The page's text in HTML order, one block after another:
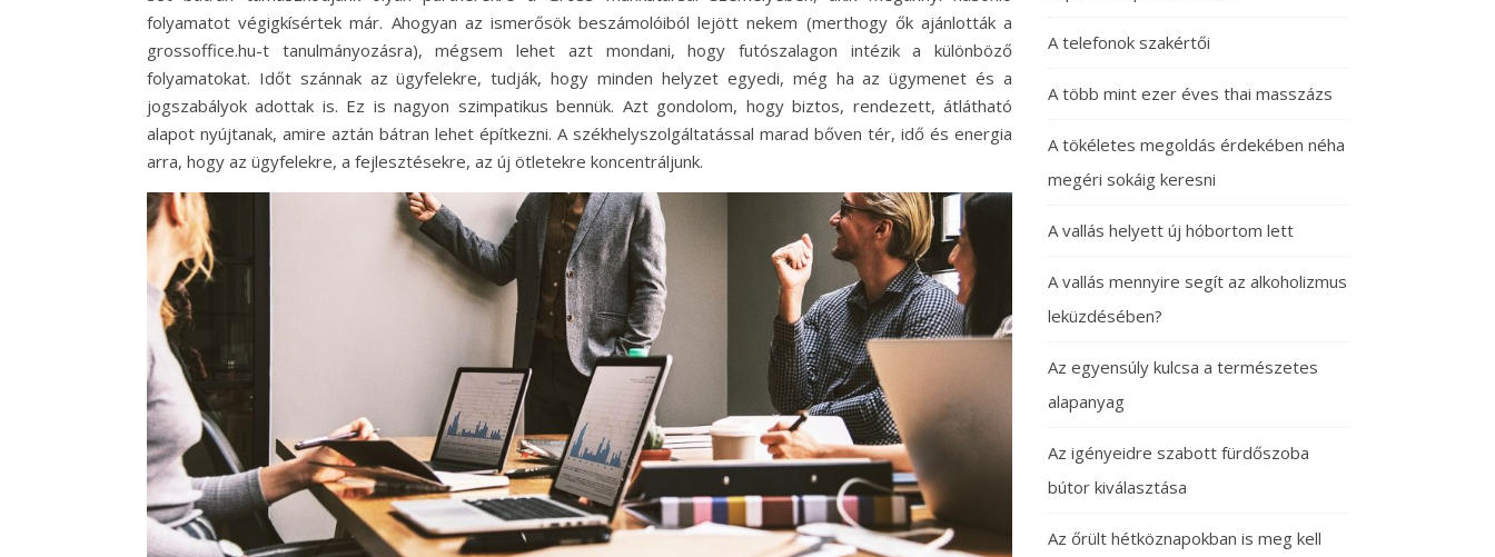
folyamatot végigkísértek már. Ahogyan az ismerősök beszámolóiból lejött nekem (merthogy ők ajánlották a
grossoffice.hu-t tanulmányozásra), mégsem lehet azt mondani, hogy futószalagon intézik a különböző
folyamatokat. Időt szánnak az ügyfelekre, tudják, hogy minden helyzet egyedi, még ha az ügymenet és a
jogszabályok adottak is. Ez is nagyon szimpatikus bennük. Azt gondolom, hogy biztos, rendezett, átlátható
alapot nyújtanak, amire aztán bátran lehet építkezni. A székhelyszolgáltatással marad bőven tér, idő és energia
arra, hogy az ügyfelekre, a fejlesztésekre, az új ötletekre koncentráljunk.
A telefonok szakértői
A több mint ezer éves thai masszázs
A tökéletes megoldás érdekében néha
megéri sokáig keresni
A vallás helyett új hóbortom lett
A vallás mennyire segít az alkoholizmus
leküzdésében?
Az egyensúly kulcsa a természetes
alapanyag
Az igényeidre szabott fürdőszoba
bútor kiválasztása
Az őrült hétköznapokban is meg kell